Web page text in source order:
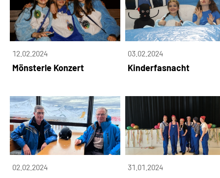
12.02.2024
Mönsterle Konzert
03.02.2024
Kinderfasnacht
02.02.2024 31.01.2024